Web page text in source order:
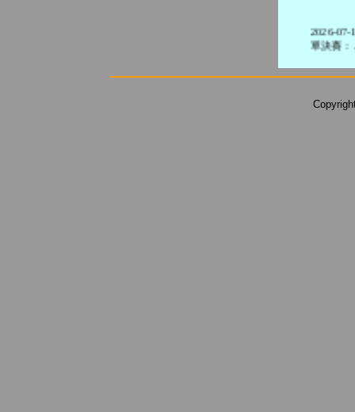
2026-07-
單決賽：
決賽：( ...
決賽：2